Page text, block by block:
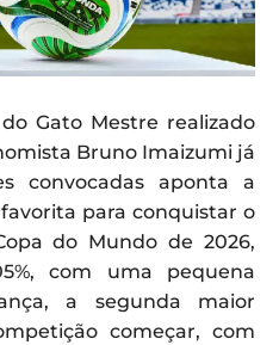
Gato Mestre realizado
Bruno Imaizumi já
convocadas aponta a
para conquistar o
do Mundo de 2026,
com uma pequena
a segunda maior
começar, com